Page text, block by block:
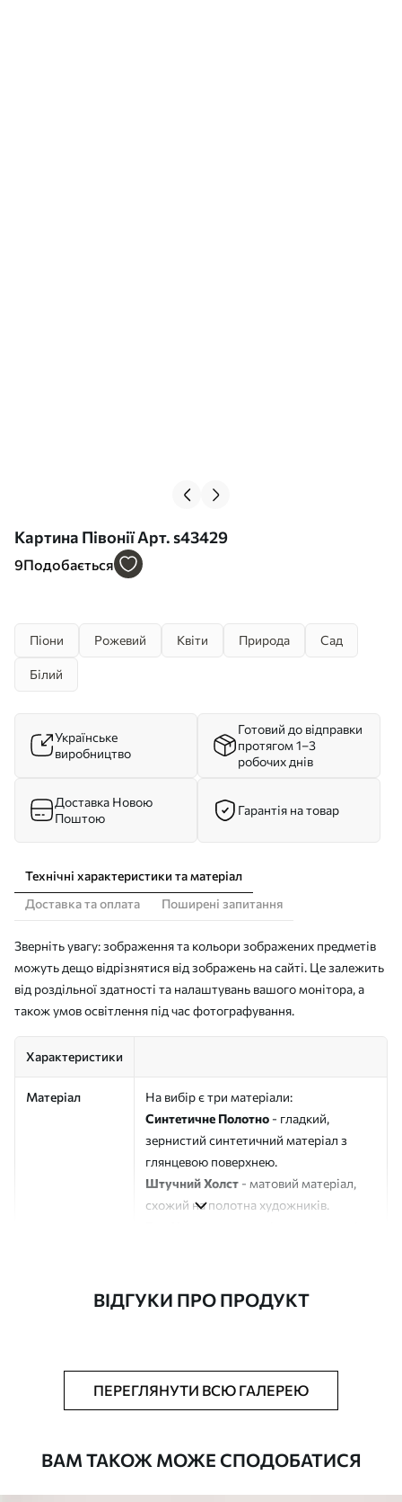
Картина Півонії Арт. s43429
9Подобається
Піони Рожевий Квіти Природа Сад
Білий
Українське
виробництво
Готовий до відправки
протягом 1–3
робочих днів
Доставка Новою
Поштою
Гарантія на товар
Технічні характеристики та матеріал
Доставка та оплата
Поширені запитання
Зверніть увагу: зображення та кольори зображених предметів
можуть дещо відрізнятися від зображень на сайті. Це залежить
від роздільної здатності та налаштувань вашого монітора, а
також умов освітлення під час фотографування.
Характеристики
Матеріал
На вибір є три матеріали:
Синтетичне Полотно - гладкий,
зернистий синтетичний матеріал з
глянцевою поверхнею.
Штучний Холст - матовий матеріал,
схожий на полотна художників.
Додатково Можна додати лакове покриття.
ВІДГУКИ ПРО ПРОДУКТ
ПЕРЕГЛЯНУТИ ВСЮ ГАЛЕРЕЮ
ВАМ ТАКОЖ МОЖЕ СПОДОБАТИСЯ